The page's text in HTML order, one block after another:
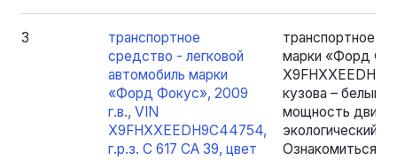
3
транспортное
средство - легковой
автомобиль марки
«Форд Фокус», 2009
г.в., VIN
X9FHXXEEDH9C44754,
г.р.з. С 617 СА 39, цвет
транспортное
марки «Форд
кузова – белый,
мощность
экологический
Ознакомиться с